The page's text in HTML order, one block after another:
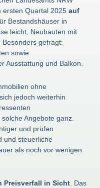
ersten Quartal 2025 auf
Bestandshäuser in
leicht, Neubauten mit
gefragt:
sowie
Ausstattung und Balkon.
ohne
jedoch weiterhin
Angebote ganz.
und prüfen
und steuerliche
als noch vor wenigen
Preisverfall in Sicht. Das